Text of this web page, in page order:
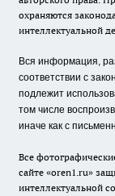
охраняются
интеллектуальной
Вся информация,
соответствии с
подлежит
том числе
иначе как с
Все
сайте «oren1.ru»
интеллектуальной